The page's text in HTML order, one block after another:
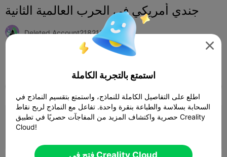
جندي أمريكي في الحرب العالمية الثانية
Deleted Account2182181286
طبقة 0.2 مم، جداران، تعبئة 15%

استمتع بالتجربة الكاملة
اطلع على التفاصيل الكاملة للنماذج، واستمتع بتقسيم النماذج في
السحابة بسلاسة والطباعة بنقرة واحدة. تفاعل مع النماذج لربح نقاط
حصرية واكتشاف المزيد من المفاجآت حصريًا في تطبيق Creality
Cloud!
فتح في Creality Cloud